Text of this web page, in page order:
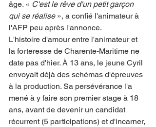
âge. « C'est le rêve d'un petit garçon
qui se réalise », a confié l'animateur à
l'AFP peu après l'annonce.
L'histoire d'amour entre l'animateur et
la forteresse de Charente-Maritime ne
date pas d'hier. À 13 ans, le jeune Cyril
envoyait déjà des schémas d'épreuves
à la production. Sa persévérance l'a
mené à y faire son premier stage à 18
ans, avant de devenir un candidat
récurrent (5 participations) et d'incarner,